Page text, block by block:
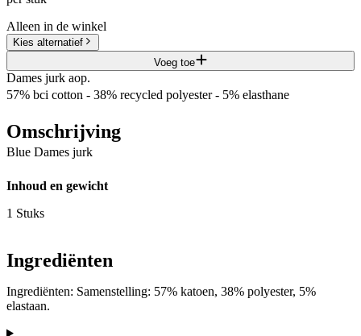
Alleen in de winkel
Kies alternatief
Voeg toe
Dames jurk aop.
57% bci cotton - 38% recycled polyester - 5% elasthane
Omschrijving
Blue Dames jurk
Inhoud en gewicht
1 Stuks
Ingrediënten
Ingrediënten: Samenstelling: 57% katoen, 38% polyester, 5%
elastaan.